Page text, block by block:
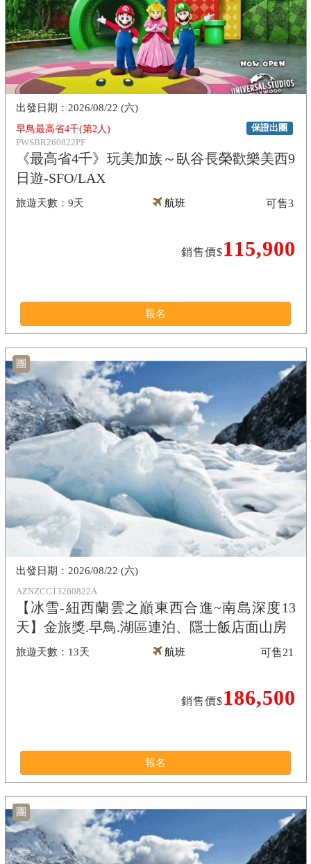
早鳥最高省4千(第2人)
PWSBR260822PF
《最高省4千》玩美加族～臥谷長榮歡樂美西9
日遊-SFO/LAX
保證出團
9天
2026/08/22 (六)
航班
銷售價$115,900
可售3
報名
團
AZNZCC13260822A
【冰雪-紐西蘭雲之巔東西合進~南島深度13
天】金旅獎.早鳥.湖區連泊、隱士飯店面山房
13天
2026/08/22 (六)
航班
銷售價$186,500
可售21
報名
團